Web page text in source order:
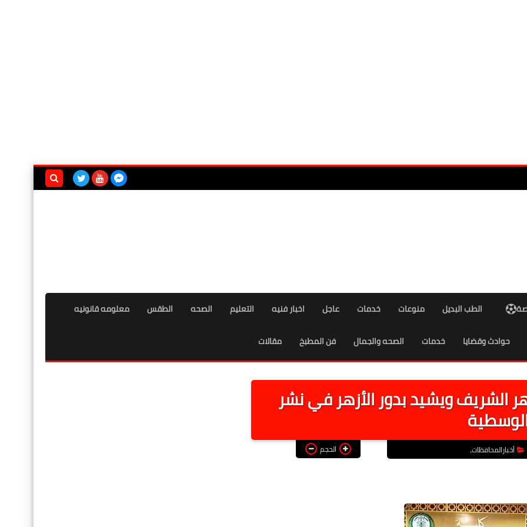
الطب البديل منوعات خدمات عاجل اخبار فنيه التعليم الصحه الطقس معلومه قانونيه
حوادث وقضايا خدمات الصحه والجمال فن المطبخ مقالات
الشريف ويشيد بدور الأزهر في نشر
أخبارالمحافظات، الحجم